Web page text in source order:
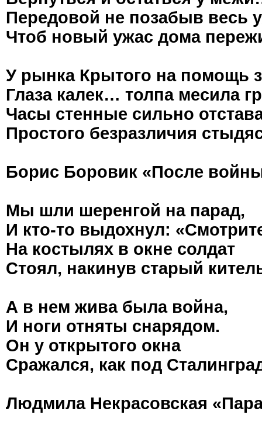
Передовой не позабыв весь
Чтоб новый ужас дома
У рынка Крытого на помощь
Глаза калек… толпа месила
Часы стенные сильно
Простого безразличия
Борис Боровик «После
Мы шли шеренгой на парад,
И кто-то выдохнул:
На костылях в окне солдат
Стоял, накинув старый
А в нем жива была война,
И ноги отняты снарядом.
Он у открытого окна
Сражался, как под
Людмила Некрасовская